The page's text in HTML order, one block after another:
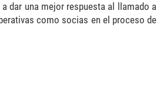
dar una mejor respuesta al llamado a
como socias en el proceso de